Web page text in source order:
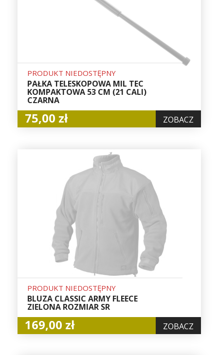
PRODUKT NIEDOSTĘPNY
PAŁKA TELESKOPOWA MIL TEC
KOMPAKTOWA 53 CM (21 CALI)
CZARNA
75,00 zł ZOBACZ
PRODUKT NIEDOSTĘPNY
BLUZA CLASSIC ARMY FLEECE
ZIELONA ROZMIAR SR
169,00 zł ZOBACZ